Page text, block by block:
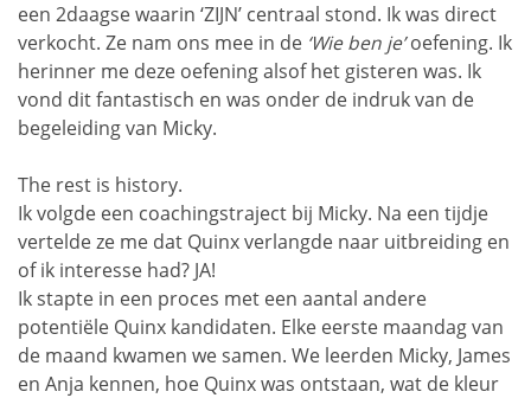
een 2daagse waarin ‘ZIJN’ centraal stond. Ik was direct
verkocht. Ze nam ons mee in de ‘Wie ben je’oefening. Ik
herinner me deze oefening alsof het gisteren was. Ik
vond dit fantastisch en was onder de indruk van de
begeleiding van Micky.
The rest is history.
Ik volgde een coachingstraject bij Micky. Na een tijdje
vertelde ze me dat Quinx verlangde naar uitbreiding en
of ik interesse had? JA!
Ik stapte in een proces met een aantal andere
potentiële Quinx kandidaten. Elke eerste maandag van
de maand kwamen we samen. We leerden Micky, James
en Anja kennen, hoe Quinx was ontstaan, wat de kleur